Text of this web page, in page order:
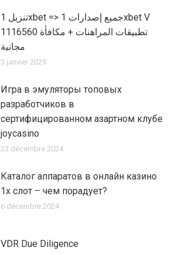
تنزيل 1xbet => جميع إصدارات 1xbet V
1116560 تطبيقات المراهنات + مكافأة
مجانية
3 janvier 2025
Игра в эмуляторы топовых
разработчиков в
сертифицированном азартном клубе
joycasino
23 décembre 2024
Каталог аппаратов в онлайн казино
1х слот – чем порадует?
6 décembre 2024
VDR Due Diligence